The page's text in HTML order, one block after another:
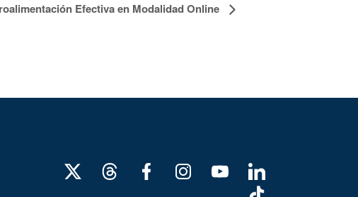
Efectiva en Modalidad Online